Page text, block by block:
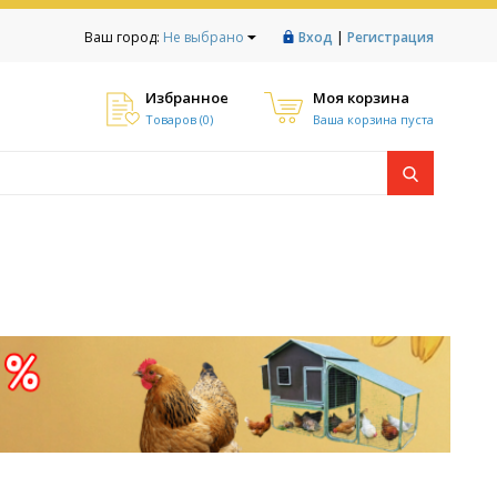
Ваш город: Не выбрано Вход | Регистрация
Избранное
Товаров (0)
Моя корзина
Ваша корзина пуста